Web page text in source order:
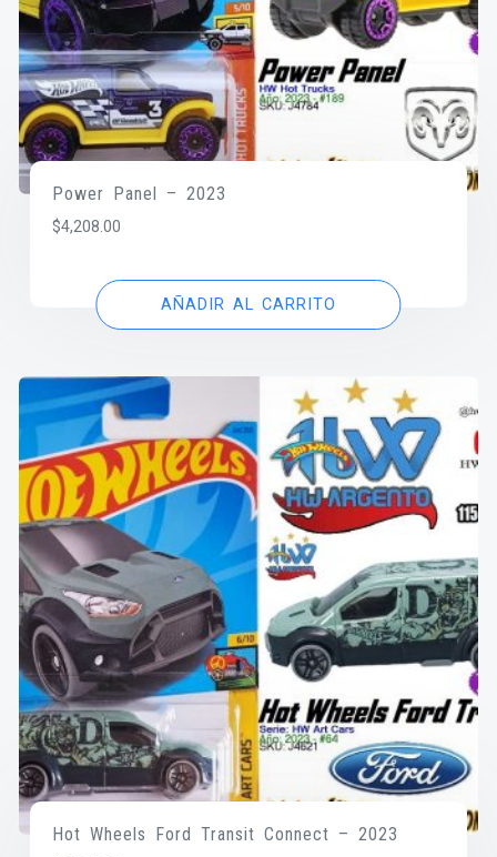
Power Panel – 2023
$4,208.00
AÑADIR AL CARRITO
Hot Wheels Ford Transit Connect – 2023